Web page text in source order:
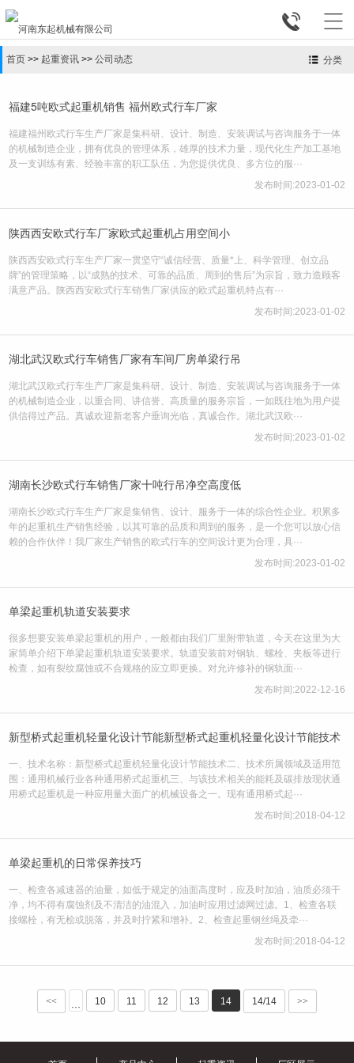


分类
首页 >> 起重资讯 >> 公司动态
福建5吨欧式起重机销售 福州欧式行车厂家
福建福州欧式行车生产厂家是集科研、设计、制造、安装调试与咨询服务于一体
的机械制造企业，拥有优良的管理体系，雄厚的技术力量，现代化生产加工基地
及一支训练有素、经验丰富的职工队伍，为您提供优良、多方位的服···
发布时间:2023-01-02
陕西西安欧式行车厂家欧式起重机占用空间小
陕西西安欧式行车生产厂家一贯坚守“诚信经营、质量*上、科学管理、创立品
牌”的管理策略，以“成熟的技术、可靠的品质、周到的售后”为宗旨，致力造顾客
满意产品。陕西西安欧式行车销售厂家供应的欧式起重机特点有···
发布时间:2023-01-02
湖北武汉欧式行车销售厂家有车间厂房单梁行吊
湖北武汉欧式行车生产厂家是集科研、设计、制造、安装调试与咨询服务于一体
的机械制造企业，以重合同、讲信誉、高质量的服务宗旨，一如既往地为用户提
供信得过产品。真诚欢迎新老客户垂询光临，真诚合作。湖北武汉欧···
发布时间:2023-01-02
湖南长沙欧式行车销售厂家十吨行吊净空高度低
湖南长沙欧式行车生产厂家是集销售、设计、服务于一体的综合性企业。积累多
年的起重机生产销售经验，以其可靠的品质和周到的服务，是一个您可以放心信
赖的合作伙伴！我厂家生产销售的欧式行车的空间设计更为合理，具···
发布时间:2023-01-02
单梁起重机轨道安装要求
很多想要安装单梁起重机的用户，一般都由我们厂里附带轨道，今天在这里为大
家简单介绍下单梁起重机轨道安装要求。轨道安装前对钢轨、螺栓、夹板等进行
检查，如有裂纹腐蚀或不合规格的应立即更换。对允许修补的钢轨面···
发布时间:2022-12-16
新型桥式起重机轻量化设计节能新型桥式起重机轻量化设计节能技术
一、技术名称：新型桥式起重机轻量化设计节能技术二、技术所属领域及适用范
围：通用机械行业各种通用桥式起重机三、与该技术相关的能耗及碳排放现状通
用桥式起重机是一种应用量大面广的机械设备之一。现有通用桥式起···
发布时间:2018-04-12
单梁起重机的日常保养技巧
一、检查各减速器的油量，如低于规定的油面高度时，应及时加油，油质必须干
净，均不得有腐蚀剂及不清洁的油混入，加油时应用过滤网过滤。1、检查各联
接螺栓，有无桧或脱落，并及时拧紧和增补。2、检查起重钢丝绳及牵···
发布时间:2018-04-12
<< ··· 10 11 12 13 14 14/14 >>